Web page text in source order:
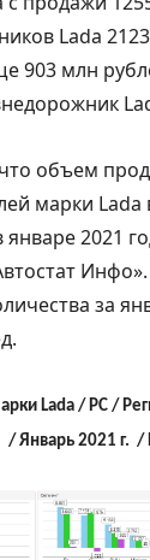
Lada
903 млн
объем
марки Lada
январе 2021
Инфо».
за
Lada / РС /
/ Январь 2021 г. /